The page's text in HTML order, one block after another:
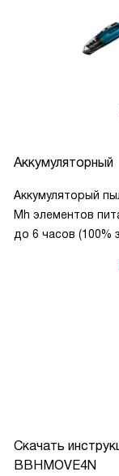
Скачать
BBHMOVE4N
Аккумуляторный
Аккумуляторый
Mh элементов
до 6 часов (100%